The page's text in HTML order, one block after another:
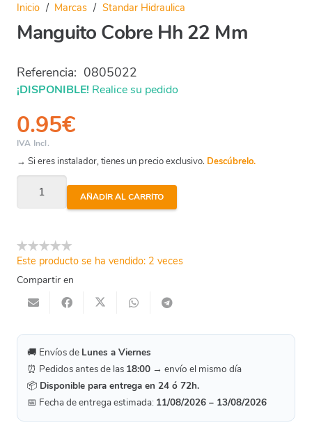
Inicio / Marcas / Standar Hidraulica
Manguito Cobre Hh 22 Mm
Referencia: 0805022
¡DISPONIBLE! Realice su pedido
0.95€
IVA Incl.
→ Si eres instalador, tienes un precio exclusivo. Descúbrelo.
Manguito
Cobre
22
Mm
cantidad
AÑADIR AL CARRITO
Este producto se ha vendido: 2 veces
Compartir en
🚚 Envíos de Lunes a Viernes
⏰ Pedidos antes de las 18:00 → envío el mismo día
📦 Disponible para entrega en 24 ó 72h.
📅 Fecha de entrega estimada: 11/08/2026 – 13/08/2026